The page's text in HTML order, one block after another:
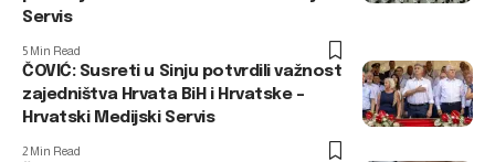
Servis
5 Min Read
ČOVIĆ: Susreti u Sinju potvrdili važnost
zajedništva Hrvata BiH i Hrvatske –
Hrvatski Medijski Servis
2 Min Read